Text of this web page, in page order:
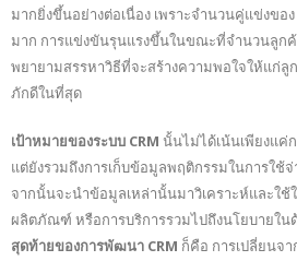
มากยิ่งขึ้นอย่างต่อเนื่อง เพราะจำนวนคู่แข่งขอ
มาก การแข่งขันรุนแรงขึ้นในขณะที่จำนวนลูกค้
พยายามสรรหาวิธีที่จะสร้างความพอใจให้แก่ลู
ภักดีในที่สุด
เป้าหมายของระบบ CRM นั้นไม่ได้เน้นเพียงแค่
แต่ยังรวมถึงการเก็บข้อมูลพฤติกรรมในการใช้
จากนั้นจะนำข้อมูลเหล่านั้นมาวิเคราะห์และใ
ผลิตภัณฑ์ หรือการบริการรวมไปถึงนโยบายใน
สุดท้ายของการพัฒนา CRM ก็คือ การเปลี่ยนจ